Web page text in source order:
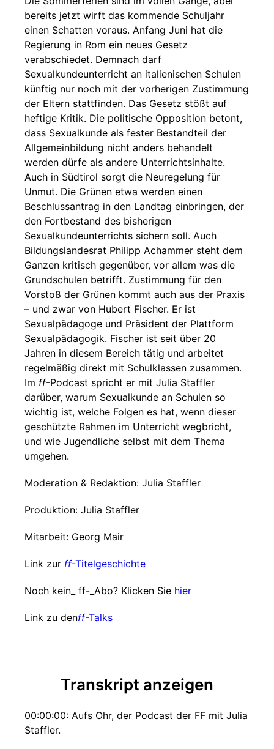
bereits jetzt wirft das kommende Schuljahr
einen Schatten voraus. Anfang Juni hat die
Regierung in Rom ein neues Gesetz
verabschiedet. Demnach darf
Sexualkundeunterricht an italienischen Schulen
künftig nur noch mit der vorherigen Zustimmung
der Eltern stattfinden. Das Gesetz stößt auf
heftige Kritik. Die politische Opposition betont,
dass Sexualkunde als fester Bestandteil der
Allgemeinbildung nicht anders behandelt
werden dürfe als andere Unterrichtsinhalte.
Auch in Südtirol sorgt die Neuregelung für
Unmut. Die Grünen etwa werden einen
Beschlussantrag in den Landtag einbringen, der
den Fortbestand des bisherigen
Sexualkundeunterrichts sichern soll. Auch
Bildungslandesrat Philipp Achammer steht dem
Ganzen kritisch gegenüber, vor allem was die
Grundschulen betrifft. Zustimmung für den
Vorstoß der Grünen kommt auch aus der Praxis
– und zwar von Hubert Fischer. Er ist
Sexualpädagoge und Präsident der Plattform
Sexualpädagogik. Fischer ist seit über 20
Jahren in diesem Bereich tätig und arbeitet
regelmäßig direkt mit Schulklassen zusammen.
Im ff-Podcast spricht er mit Julia Staffler
darüber, warum Sexualkunde an Schulen so
wichtig ist, welche Folgen es hat, wenn dieser
geschützte Rahmen im Unterricht wegbricht,
und wie Jugendliche selbst mit dem Thema
umgehen.
Moderation & Redaktion: Julia Staffler
Produktion: Julia Staffler
Mitarbeit: Georg Mair
Link zur ff-Titelgeschichte
Noch kein_ ff-_Abo? Klicken Sie hier
Link zu denff-Talks
Transkript anzeigen
00:00:00: Aufs Ohr, der Podcast der FF mit Julia
Staffler.